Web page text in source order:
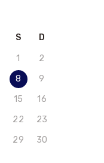
S D
1
2
8
9
15
16
22
23
29
30